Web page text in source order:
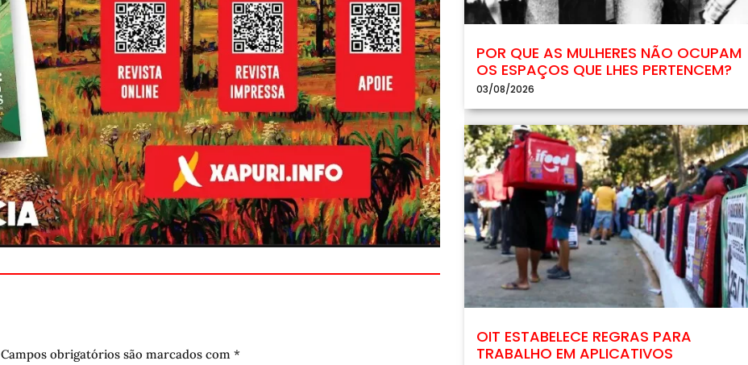
Campos obrigatórios são marcados com *
POR QUE AS MULHERES NÃO OCUPAM
OS ESPAÇOS QUE LHES PERTENCEM?
03/08/2026
OIT ESTABELECE REGRAS PARA
TRABALHO EM APLICATIVOS